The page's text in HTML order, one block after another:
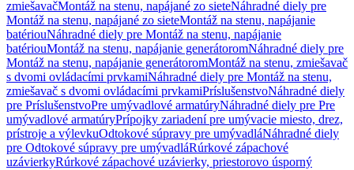
zmiešavačMontáž na stenu, napájané zo sieteNáhradné diely pre
Montáž na stenu, napájané zo sieteMontáž na stenu, napájanie
batériouNáhradné diely pre Montáž na stenu, napájanie
batériouMontáž na stenu, napájanie generátoromNáhradné diely pre
Montáž na stenu, napájanie generátoromMontáž na stenu, zmiešavač
s dvomi ovládacími prvkamiNáhradné diely pre Montáž na stenu,
zmiešavač s dvomi ovládacími prvkamiPríslušenstvoNáhradné diely
pre PríslušenstvoPre umývadlové armatúryNáhradné diely pre Pre
umývadlové armatúryPrípojky zariadení pre umývacie miesto, drez,
prístroje a výlevkuOdtokové súpravy pre umývadláNáhradné diely
pre Odtokové súpravy pre umývadláRúrkové zápachové
uzávierkyRúrkové zápachové uzávierky, priestorovo úsporný